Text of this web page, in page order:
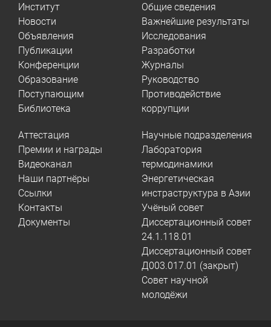
Институт
Новости
Объявления
Публикации
Конференции
Образование
Поступающим
Библиотека
Общие сведения
Важнейшие результаты
Исследования
Разработки
Журналы
Руководство
Противодействие
коррупции
Аттестация
Премии и награды
Видеоканал
Наши партнёры
Ссылки
Контакты
Документы
Научные подразделения
Лаборатория
термодинамики
Энергетическая
инстраструктура в Азии
Учёный совет
Диссертационный совет
24.1.118.01
Диссертационный совет
Д003.017.01 (закрыт)
Совет научной
молодёжи